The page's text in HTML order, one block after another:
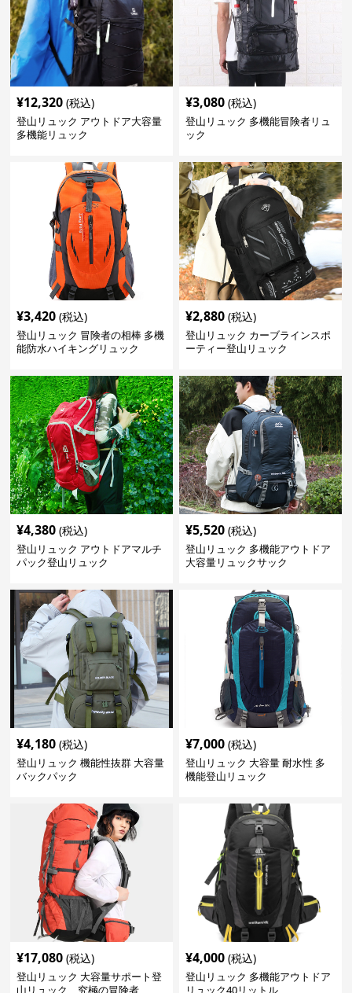
¥12,320 (税込)
登山リュック アウトドア大容量
多機能リュック
¥3,080 (税込)
登山リュック 多機能冒険者リュ
ック
¥3,420 (税込)
登山リュック 冒険者の相棒 多機
能防水ハイキングリュック
¥2,880 (税込)
登山リュック カーブラインスポ
ーティー登山リュック
¥4,380 (税込)
登山リュック アウトドアマルチ
パック登山リュック
¥5,520 (税込)
登山リュック 多機能アウトドア
大容量リュックサック
¥4,180 (税込)
登山リュック 機能性抜群 大容量
バックパック
¥7,000 (税込)
登山リュック 大容量 耐水性 多
機能登山リュック
¥17,080 (税込)
登山リュック 大容量サポート登
山リュック 究極の冒険者
¥4,000 (税込)
登山リュック 多機能アウトドア
リュック40リットル